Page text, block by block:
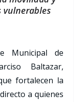
vulnerables
Municipal de
Baltazar,
fortalecen la
a quienes